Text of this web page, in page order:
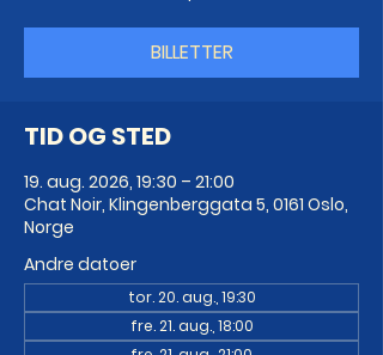
BILLETTER
TID OG STED
19. aug. 2026, 19:30 – 21:00
Chat Noir, Klingenberggata 5, 0161 Oslo,
Norge
Andre datoer
tor. 20. aug., 19:30
fre. 21. aug., 18:00